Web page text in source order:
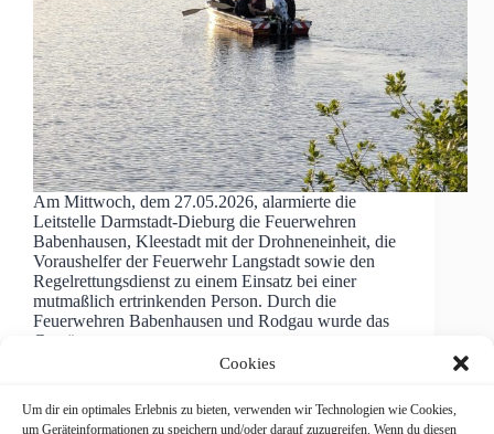
Cookies
Um dir ein optimales Erlebnis zu bieten, verwenden wir Technologien wie Cookies,
um Geräteinformationen zu speichern und/oder darauf zuzugreifen. Wenn du diesen
Am Mittwoch, dem 27.05.2026, alarmierte die
Leitstelle Darmstadt-Dieburg die Feuerwehren
Babenhausen, Kleestadt mit der Drohneneinheit, die
Voraushelfer der Feuerwehr Langstadt sowie den
Regelrettungsdienst zu einem Einsatz bei einer
mutmaßlich ertrinkenden Person. Durch die
Feuerwehren Babenhausen und Rodgau wurde das
Gewässer…
27. Mai 2026